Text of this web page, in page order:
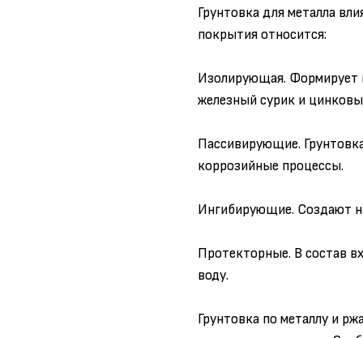
Грунтовка для металла
покрытия относится:
Изолирующая. Формирует
железный сурик и
Пассивирующие.
коррозийные процессы.
Ингибирующие. Создают
Протекторные. В состав
воду.
Грунтовка по металлу и